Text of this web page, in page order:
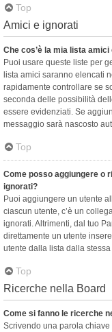
Top
Amici e ignorati
Che cos’è la mia lista
Puoi usare queste liste per
lista amici saranno elencati
rapidamente controllare se
seconda delle possibilità
essere evidenziati. Se
messaggio sarà nascosto
Top
Come posso aggiungere o
ignorati?
Puoi aggiungere un utente
ciascun utente, c’è un
ignorati. Altrimenti, dal tuo
direttamente un utente
utente dalla lista dalla
Top
Ricerche nella Board
Come si fanno le ricerche
Scrivendo una parola